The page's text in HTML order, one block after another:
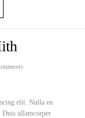
elit. Nulla eu
Duis ullamcorper